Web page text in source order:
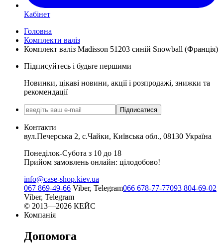
Кабінет
Головна
Комплекти валіз
Комплект валіз Madisson 51203 синій Snowball (Франція)
Підписуйтесь і будьте першими
Новинки, цікаві новини, акції і розпродажі, знижки та
рекомендації
Підписатися
Контакти
вул.Печерська 2, с.Чайки, Київська обл., 08130 Україна
Понеділок-Субота з 10 до 18
Прийом замовлень онлайн: цілодобово!
info@case-shop.kiev.ua
067 869-49-66 Viber, Telegram066 678-77-77093 804-69-02
Viber, Telegram
© 2013—2026 КЕЙС
Компанія
Допомога